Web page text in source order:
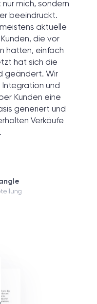
mich, sondern
beeindruckt.
aktuelle
die vor
hatten, einfach
hat sich die
geändert. Wir
und
Kunden eine
generiert und
Verkäufe